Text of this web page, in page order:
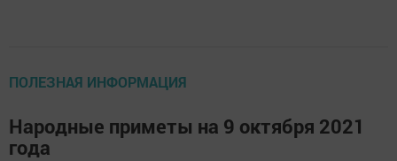
ПОЛЕЗНАЯ ИНФОРМАЦИЯ
Народные приметы на 9 октября 2021
года